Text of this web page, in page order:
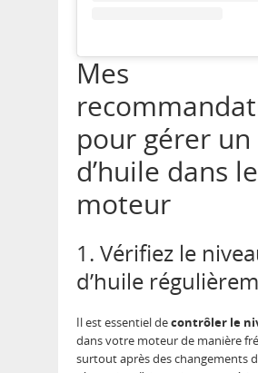
Mes
pour gérer un
d’huile dans le
moteur
1. Vérifiez le
d’huile
Il est essentiel decontrôler le
dans votre moteur de manière
surtout après des changements